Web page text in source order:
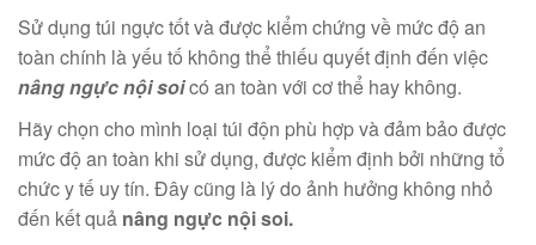
Sử dụng túi ngực tốt và được kiểm chứng về mức độ an
toàn chính là yếu tố không thể thiếu quyết định đến việc
nâng ngực nội soicó an toàn với cơ thể hay không.
Hãy chọn cho mình loại túi độn phù hợp và đảm bảo được
mức độ an toàn khi sử dụng, được kiểm định bởi những tổ
chức y tế uy tín. Đây cũng là lý do ảnh hưởng không nhỏ
đến kết quả nâng ngực nội soi.